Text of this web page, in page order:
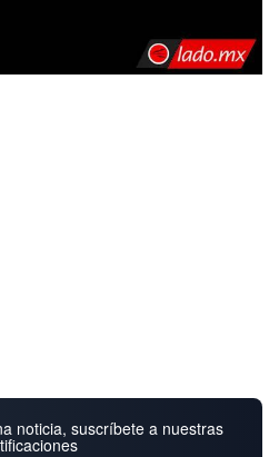
noticia, suscríbete a nuestras